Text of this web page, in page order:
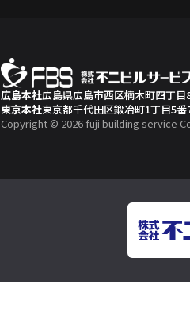
広島本社広島県広島市西区楠木町四丁目
東京本社東京都千代田区鍛冶町1丁目5
Copyright © 2026 fuji building service